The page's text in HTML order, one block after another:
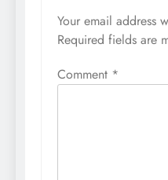
Your email address
Required fields are
Comment *